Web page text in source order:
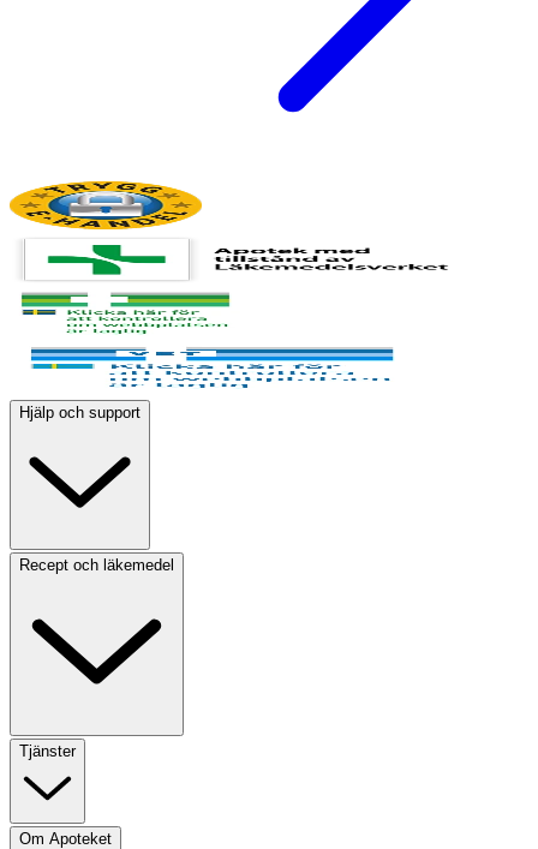
Hjälp och support
Recept och läkemedel
Tjänster
Om Apoteket